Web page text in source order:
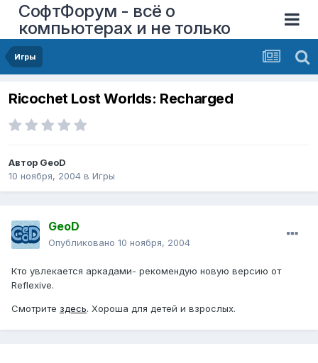
СофтФорум - всё о
компьютерах и не только
Игры
Ricochet Lost Worlds: Recharged
Автор GeoD
10 ноября, 2004 в Игры
GeoD
Опубликовано 10 ноября, 2004
Кто увлекается аркадами- рекомендую новую версию от
Reflexive.
Смотрите здесь. Хороша для детей и взрослых.